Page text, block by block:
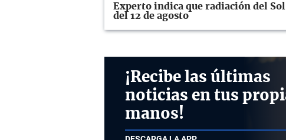
Experto indica que radiación del
del 12 de agosto
¡Recibe las últimas
noticias en tus
manos!